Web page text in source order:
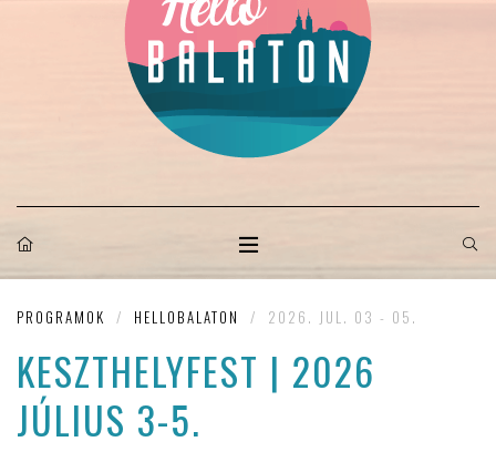
PROGRAMOK / HELLOBALATON / 2026. JUL. 03 - 05.
KESZTHELYFEST | 2026
JÚLIUS 3-5.